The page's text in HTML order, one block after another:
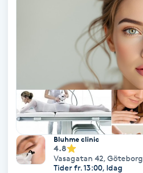
Bröllopsuppsättning
Coachning
Color correction
Cryoterapi
Bluhme clinic
4.8
Vasagatan 42, Göteborg
Tider fr. 13:00, Idag